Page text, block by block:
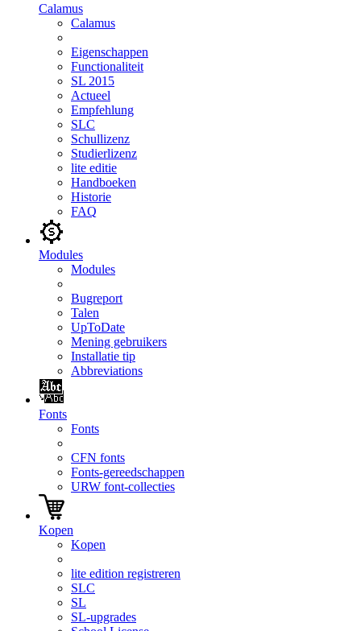
Calamus
Calamus
Eigenschappen
Functionaliteit
SL 2015
Actueel
Empfehlung
SLC
Schullizenz
Studierlizenz
lite editie
Handboeken
Historie
FAQ
Modules
Modules
Bugreport
Talen
UpToDate
Mening gebruikers
Installatie tip
Abbreviations
Fonts
Fonts
CFN fonts
Fonts-gereedschappen
URW font-collecties
Kopen
Kopen
lite edition registreren
SLC
SL
SL-upgrades